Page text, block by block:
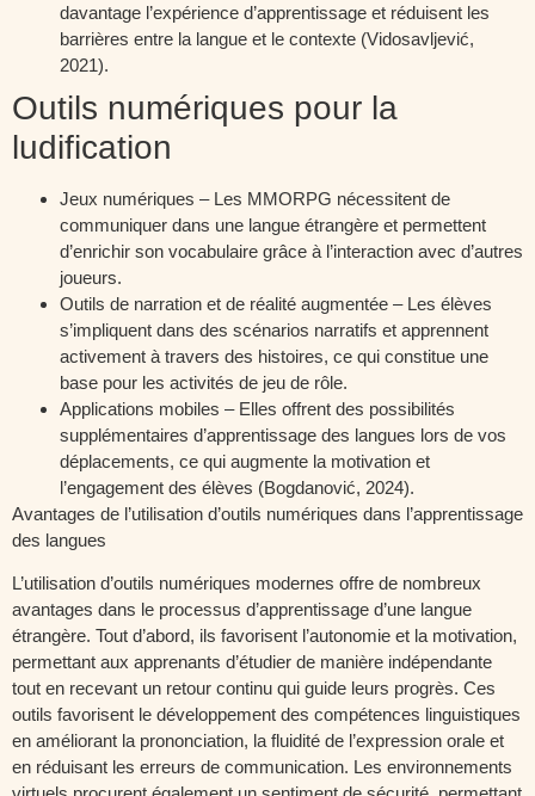
davantage l’expérience d’apprentissage et réduisent les
barrières entre la langue et le contexte (Vidosavljević,
2021).
Outils numériques pour la
ludification
Jeux numériques – Les MMORPG nécessitent de
communiquer dans une langue étrangère et permettent
d’enrichir son vocabulaire grâce à l’interaction avec d’autres
joueurs.
Outils de narration et de réalité augmentée – Les élèves
s’impliquent dans des scénarios narratifs et apprennent
activement à travers des histoires, ce qui constitue une
base pour les activités de jeu de rôle.
Applications mobiles – Elles offrent des possibilités
supplémentaires d’apprentissage des langues lors de vos
déplacements, ce qui augmente la motivation et
l’engagement des élèves (Bogdanović, 2024).
Avantages de l’utilisation d’outils numériques dans l’apprentissage
des langues
L’utilisation d’outils numériques modernes offre de nombreux
avantages dans le processus d’apprentissage d’une langue
étrangère. Tout d’abord, ils favorisent l’autonomie et la motivation,
permettant aux apprenants d’étudier de manière indépendante
tout en recevant un retour continu qui guide leurs progrès. Ces
outils favorisent le développement des compétences linguistiques
en améliorant la prononciation, la fluidité de l’expression orale et
en réduisant les erreurs de communication. Les environnements